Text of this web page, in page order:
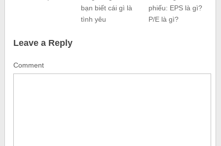
bạn biết cái gì là
tình yêu
phiếu: EPS là gì?
P/E là gì?
Leave a Reply
Comment